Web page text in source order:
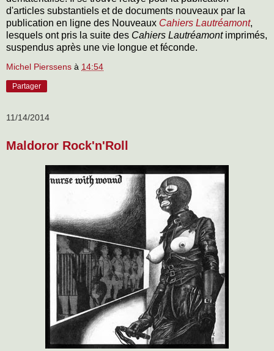
d'articles substantiels et de documents nouveaux par la
publication en ligne des Nouveaux Cahiers Lautréamont,
lesquels ont pris la suite des Cahiers Lautréamontimprimés,
suspendus après une vie longue et féconde.
Michel Pierssens à 14:54
Partager
11/14/2014
Maldoror Rock'n'Roll